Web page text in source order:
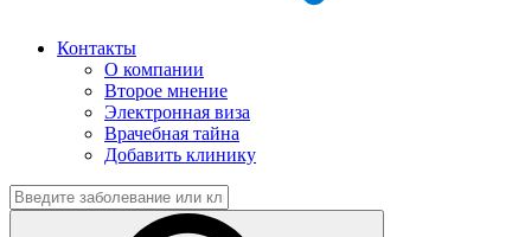
Контакты
О компании
Второе мнение
Электронная виза
Врачебная тайна
Добавить клинику